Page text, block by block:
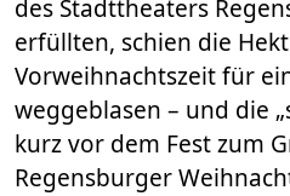
des Stadttheaters
erfüllten, schien die
Vorweihnachtszeit für
weggeblasen – und die
kurz vor dem Fest zum
Regensburger